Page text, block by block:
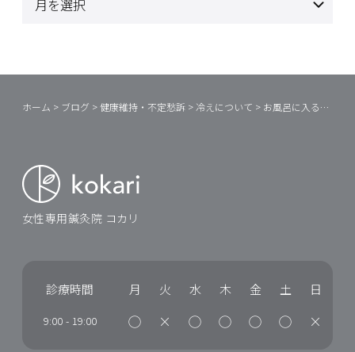
ホーム > ブログ >健康維持・不定愁訴 > 冷えについて > お風呂に入るとだるーくなる、その原因は？
女性専用鍼灸院 コカリ
診療時間 月 火 水 木 金 土 日
9:00 - 19:00 ◯ × ◯ ◯ ◯ ◯ ×